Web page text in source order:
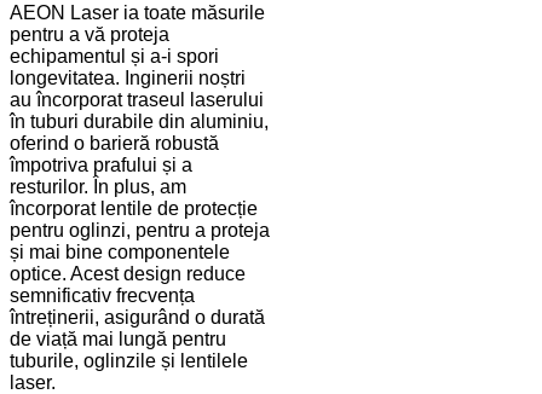
AEON Laser ia toate măsurile
pentru a vă proteja
echipamentul și a-i spori
longevitatea. Inginerii noștri
au încorporat traseul laserului
în tuburi durabile din aluminiu,
oferind o barieră robustă
împotriva prafului și a
resturilor. În plus, am
încorporat lentile de protecție
pentru oglinzi, pentru a proteja
și mai bine componentele
optice. Acest design reduce
semnificativ frecvența
întreținerii, asigurând o durată
de viață mai lungă pentru
tuburile, oglinzile și lentilele
laser.